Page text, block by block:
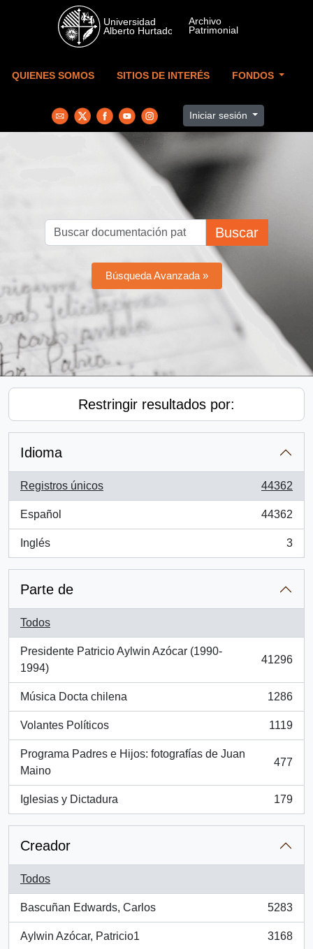
Skip to main content
QUIENES SOMOS SITIOS DE INTERÉS FONDOS
Iniciar sesión
Buscar
Búsqueda Avanzada »
Restringir resultados por:
Idioma
Registros únicos
, 44362 resultados
44362
Español
, 44362 resultados
44362
Inglés
, 3 resultados
3
Parte de
Todos
Presidente Patricio Aylwin Azócar (1990-
1994)
, 41296 resultados
41296
Música Docta chilena
, 1286 resultados
1286
Volantes Políticos
, 1119 resultados
1119
Programa Padres e Hijos: fotografías de Juan
Maino
, 477 resultados
477
Iglesias y Dictadura
, 179 resultados
179
Creador
Todos
Bascuñan Edwards, Carlos
, 5283 resultados
5283
Aylwin Azócar, Patricio1
, 3168 resultados
3168